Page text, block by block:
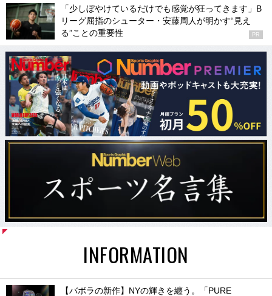
「少しぼやけているだけでも感覚が狂ってきます」B
リーグ屈指のシューター・安藤周人が明かす“見え
る”ことの重要性
PR
INFORMATION
【バボラの新作】NYの輝きを纏う。「PURE